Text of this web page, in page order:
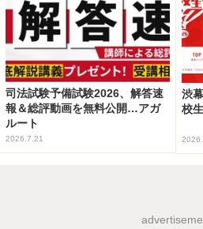
司法試験予備試験2026、解答速
報＆総評動画を無料公開…アガ
ルート
2026.7.21
渋
校